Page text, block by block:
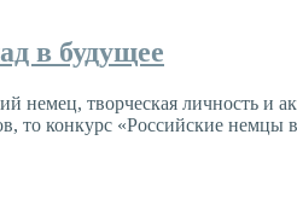
в будущее
немец, творческая личность и
то конкурс «Российские немцы в